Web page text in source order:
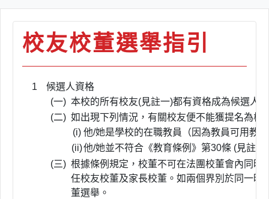
校友校董選舉指引
1
候選人資格
(一) 本校的所有校友(見註一)都有資格成為候選人；
(二) 如出現下列情況，有關校友便不能獲提名為校
(i) 他/她是學校的在職教員（因為教員可用教
(ii)他/她並不符合《教育條例》第30條 (見註
(三) 根據條例規定，校董不可在法團校董會內同
任校友校董及家長校董。如兩個界別於同一
董選舉。